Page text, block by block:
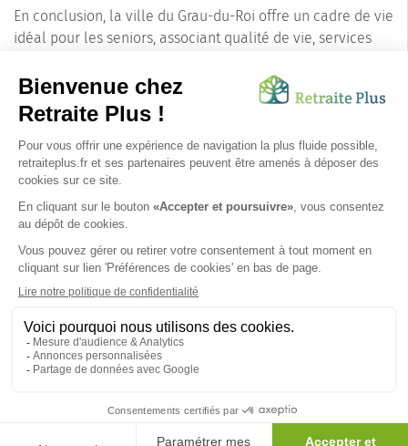
En conclusion, la ville du Grau-du-Roi offre un cadre de vie
idéal pour les seniors, associant qualité de vie, services
une colocation senior dans la ville du Grau-du-Roi, c’est
choisir de vivre sa retraite de façon sereine et épanouie,
dans une ville à taille humaine qui saura répondre à leurs
besoins et attentes.
Venez découvrir la ville du Grau-du-Roi, une destination
de choix pour une colocation senior de qualité.
SUIVEZ-NOUS SUR :
Protection données personnelles
Nous vous informons de l'existence de la liste d'opposition
au démarchage téléphonique. Inscription surbloctel.gouv.fr